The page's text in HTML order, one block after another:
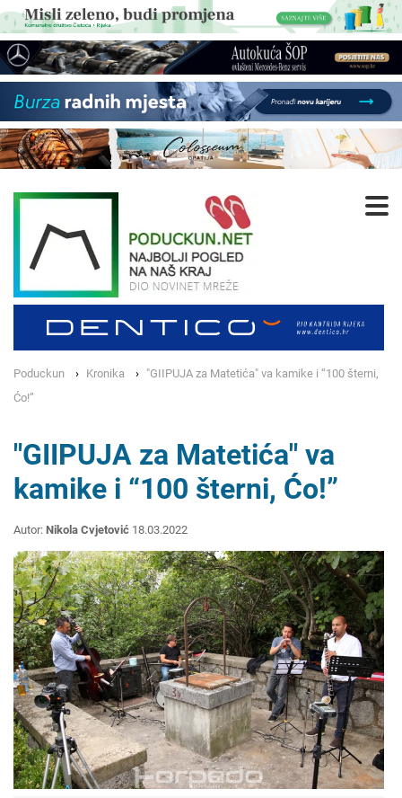
Poduckun Kronika
"GIIPUJA za Matetića" va kamike i “100 šterni,
Ćo!”
"GIIPUJA za Matetića" va
kamike i “100 šterni, Ćo!”
Autor: Nikola Cvjetović 18.03.2022